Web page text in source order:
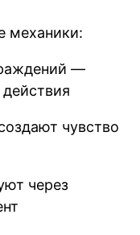
механики:
—
чувство
через